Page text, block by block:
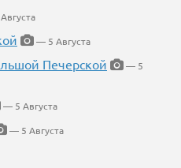
— 5 Августа
Печерской
— 5
— 5 Августа
— 5 Августа